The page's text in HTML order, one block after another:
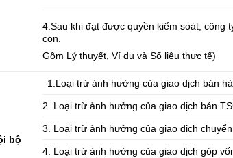
4.Sau khi đạt được quyền kiểm soát, công
con.
Gồm Lý thuyết, Ví dụ và Số liệu thực tế)
bộ
1.Loại trừ ảnh hưởng của giao dịch bán
2. Loại trừ ảnh hưởng của giao dịch bán
3. Loại trừ ảnh hưởng của giao dịch
4. Loại trừ ảnh hưởng của giao dịch góp